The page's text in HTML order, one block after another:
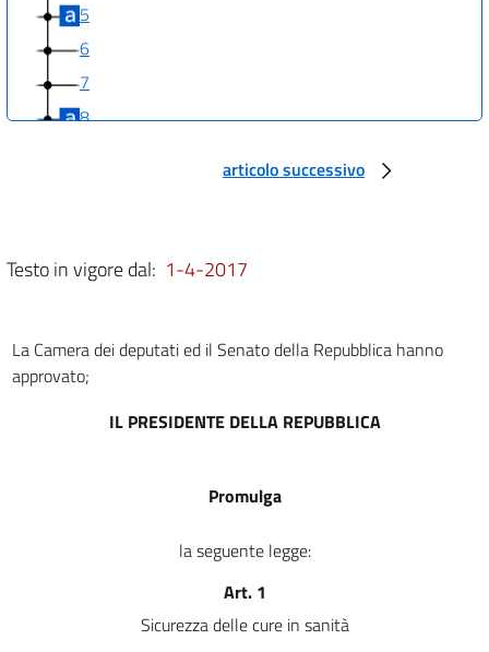
5
6
7
8
13
15
16
articolo successivo
Testo in vigore dal: 1-4-2017
La Camera dei deputati ed il Senato della Repubblica hanno
approvato;
IL PRESIDENTE DELLA REPUBBLICA
Promulga
la seguente legge:
Art. 1
Sicurezza delle cure in sanità